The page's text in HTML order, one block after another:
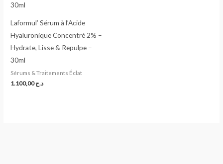
Laformul’ Sérum à l’Acide
Hyaluronique Concentré 2% –
Hydrate, Lisse & Repulpe –
30ml
Sérums & Traitements Éclat
د.ج1.100,00